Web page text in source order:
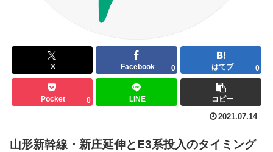
X Facebook 0 はてブ 0
Pocket 0 LINE コピー
2021.07.14
山形新幹線・新庄延伸とE3系投入のタイミング